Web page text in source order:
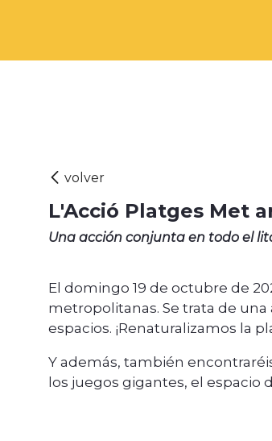
L'Acció Platges Met
Una acción conjunta en todo el
El domingo 19 de octubre de
metropolitanas. Se trata de
espacios. ¡Renaturalizamos la
Y además, también
los juegos gigantes, el espacio